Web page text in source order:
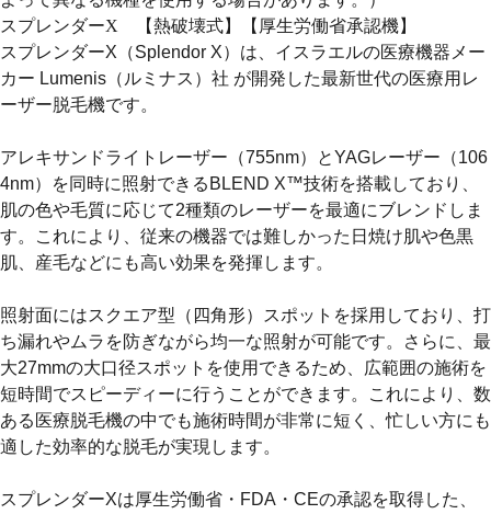
スプレンダーX 【熱破壊式】【厚生労働省承認機】
スプレンダーX（Splendor X）は、イスラエルの医療機器メー
カー Lumenis（ルミナス）社 が開発した最新世代の医療用レ
ーザー脱毛機です。
アレキサンドライトレーザー（755nm）とYAGレーザー（106
4nm）を同時に照射できるBLEND X™技術を搭載しており、
肌の色や毛質に応じて2種類のレーザーを最適にブレンドしま
す。これにより、従来の機器では難しかった日焼け肌や色黒
肌、産毛などにも高い効果を発揮します。
照射面にはスクエア型（四角形）スポット を採用しており、打
ち漏れやムラを防ぎながら均一な照射が可能です。さらに、 最
大27mmの大口径スポット を使用できるため、広範囲の施術を
短時間でスピーディーに行うことができます。これにより、数
ある医療脱毛機の中でも施術時間が非常に短く、忙しい方にも
適した効率的な脱毛が実現します。
スプレンダーXは厚生労働省・FDA・CEの承認を取得した、